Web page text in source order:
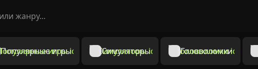
Популярные игры Симуляторы Головоломки